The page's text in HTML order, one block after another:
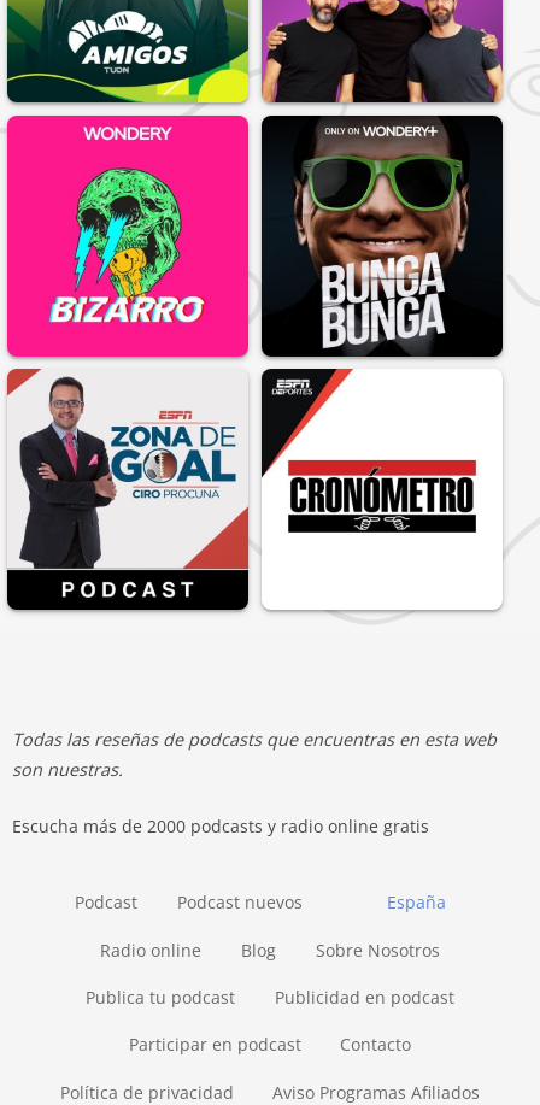
Todas las reseñas de podcasts que encuentras en esta web
son nuestras.
Escucha más de 2000 podcasts y radio online gratis
España
Podcast Podcast nuevos
Radio online Blog Sobre Nosotros
Publica tu podcast Publicidad en podcast
Participar en podcast Contacto
Política de privacidad Aviso Programas Afiliados